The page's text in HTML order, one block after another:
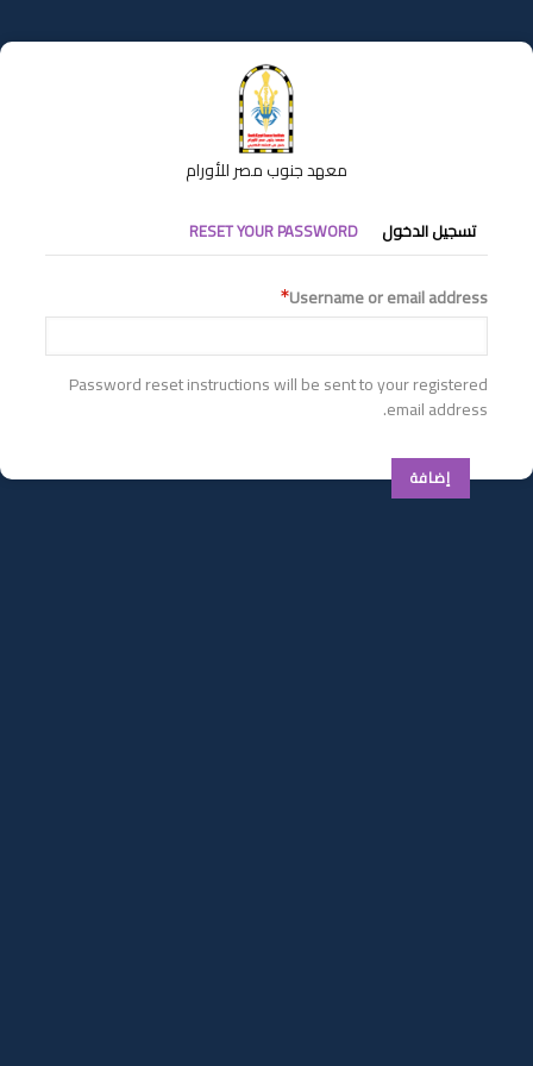
إلى
المحتوى
معهد جنوب مصر للأورام
التبويبات
الأساسية
تسجيل الدخول RESET YOUR PASSWORD
Username or email address
Password reset instructions will be sent to your registered
email address.